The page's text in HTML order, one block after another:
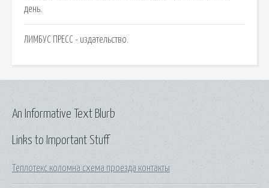
день.
ЛИМБУС ПРЕСС - издательство.
Links to Important Stuff
Теплотекс коломна схема проезда контакты
An Informative Text Blurb